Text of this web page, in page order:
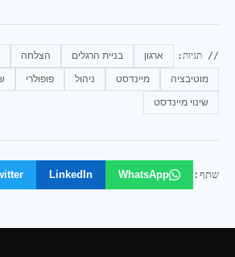
// תגיות: ארגון בניית הרגלים הצלחה
מוטיבציה מיינדסט ניהול פופולרי
שינוי מיינדסט
שתף: WhatsApp
LinkedIn